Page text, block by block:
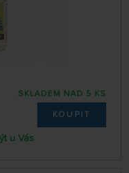
SKLADEM NAD 5 KS
KOUPIT
u Vás